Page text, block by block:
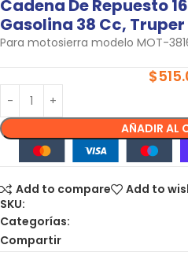
Cadena De Repuesto
Gasolina 38 Cc, Truper
Para motosierra modelo MOT-
$
AÑADIR AL
Add to compare
Add to
SKU:
Categorías:
Compartir